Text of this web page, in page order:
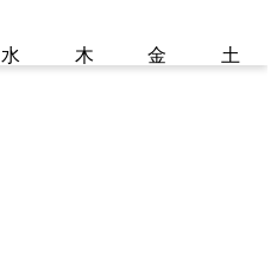
水 木 金 土